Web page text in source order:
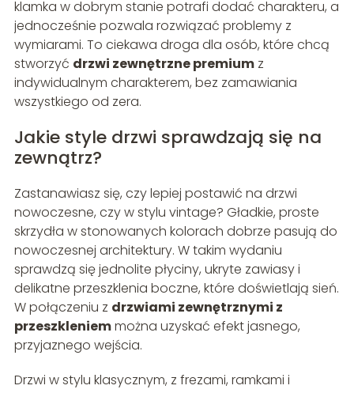
klamka w dobrym stanie potrafi dodać charakteru, a
jednocześnie pozwala rozwiązać problemy z
wymiarami. To ciekawa droga dla osób, które chcą
stworzyć drzwi zewnętrzne premiumz
indywidualnym charakterem, bez zamawiania
wszystkiego od zera.
Jakie style drzwi sprawdzają się na
zewnątrz?
Zastanawiasz się, czy lepiej postawić na drzwi
nowoczesne, czy w stylu vintage? Gładkie, proste
skrzydła w stonowanych kolorach dobrze pasują do
nowoczesnej architektury. W takim wydaniu
sprawdzą się jednolite płyciny, ukryte zawiasy i
delikatne przeszklenia boczne, które doświetlają sień.
W połączeniu z drzwiami zewnętrznymi z
przeszkleniemmożna uzyskać efekt jasnego,
przyjaznego wejścia.
Drzwi w stylu klasycznym, z frezami, ramkami i